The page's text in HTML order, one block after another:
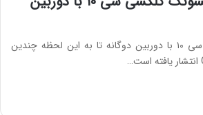
تصویر جدید سامسونگ سی ۱۰ با دوربین دوگانه تا به این لحظه چندین